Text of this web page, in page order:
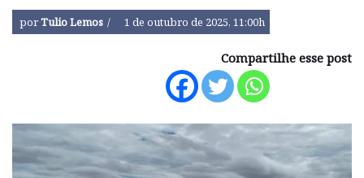
porTulio Lemos 1 de outubro de 2025, 11:00h
Compartilhe esse post